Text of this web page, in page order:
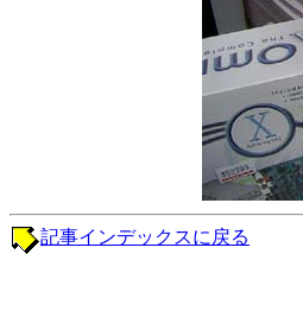
記事インデックスに戻る